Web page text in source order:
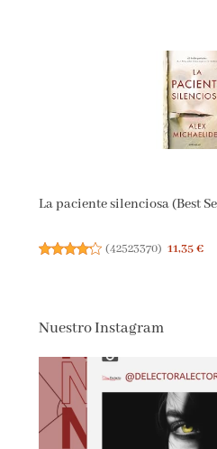
La paciente silenciosa (Best
(42523370) 11,35 €
Nuestro Instagram